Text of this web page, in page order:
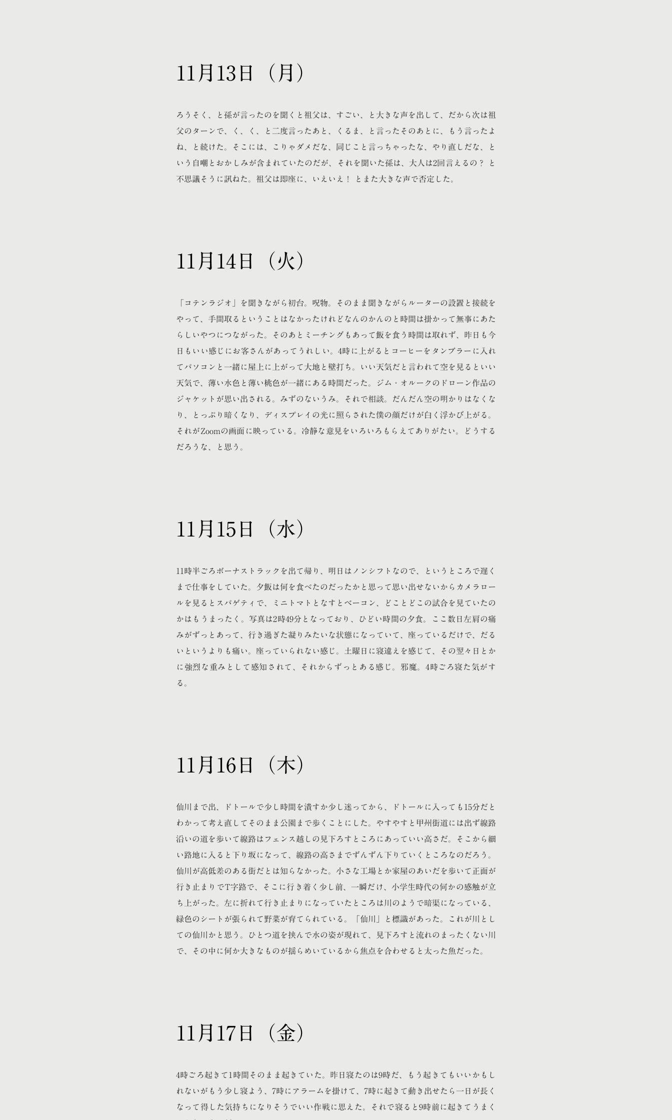
11月13日（月）
ろうそく、と孫が言ったのを聞くと祖父は、すごい、と大きな声を出して、だから次は祖
父のターンで、く、く、と二度言ったあと、くるま、と言ったそのあとに、もう言ったよ
ね、と続けた。そこには、こりゃダメだな、同じこと言っちゃったな、やり直しだな、と
いう自嘲とおかしみが含まれていたのだが、それを聞いた孫は、大人は2回言えるの？ と
不思議そうに訊ねた。祖父は即座に、いえいえ！ とまた大きな声で否定した。
11月14日（火）
「コテンラジオ」を聞きながら初台。呪物。そのまま聞きながらルーターの設置と接続を
やって、手間取るということはなかったけれどなんのかんのと時間は掛かって無事にあた
らしいやつにつながった。そのあとミーチングもあって飯を食う時間は取れず、昨日も今
日もいい感じにお客さんがあってうれしい。4時に上がるとコーヒーをタンブラーに入れ
てパソコンと一緒に屋上に上がって大地と壁打ち。いい天気だと言われて空を見るといい
天気で、薄い水色と薄い桃色が一緒にある時間だった。ジム・オルークのドローン作品の
ジャケットが思い出される。みずのないうみ。それで相談。だんだん空の明かりはなくな
り、とっぷり暗くなり、ディスプレイの光に照らされた僕の顔だけが白く浮かび上がる。
それがZoomの画面に映っている。冷静な意見をいろいろもらえてありがたい。どうする
だろうな、と思う。
11月15日（水）
11時半ごろボーナストラックを出て帰り、明日はノンシフトなので、というところで遅く
まで仕事をしていた。夕飯は何を食べたのだったかと思って思い出せないからカメラロー
ルを見るとスパゲティで、ミニトマトとなすとベーコン、どことどこの試合を見ていたの
かはもうまったく。写真は2時49分となっており、ひどい時間の夕食。ここ数日左肩の痛
みがずっとあって、行き過ぎた凝りみたいな状態になっていて、座っているだけで、だる
いというよりも痛い。座っていられない感じ。土曜日に寝違えを感じて、その翌々日とか
に強烈な重みとして感知されて、それからずっとある感じ。邪魔。4時ごろ寝た気がす
る。
11月16日（木）
仙川まで出、ドトールで少し時間を潰すか少し迷ってから、ドトールに入っても15分だと
わかって考え直してそのまま公園まで歩くことにした。やすやすと甲州街道には出ず線路
沿いの道を歩いて線路はフェンス越しの見下ろすところにあっていい高さだ。そこから細
い路地に入ると下り坂になって、線路の高さまでずんずん下りていくところなのだろう。
仙川が高低差のある街だとは知らなかった。小さな工場とか家屋のあいだを歩いて正面が
行き止まりでT字路で、そこに行き着く少し前、一瞬だけ、小学生時代の何かの感触が立
ち上がった。左に折れて行き止まりになっていたところは川のようで暗渠になっている、
緑色のシートが張られて野菜が育てられている。「仙川」と標識があった。これが川とし
ての仙川かと思う。ひとつ道を挟んで水の姿が現れて、見下ろすと流れのまったくない川
で、その中に何か大きなものが揺らめいているから焦点を合わせると太った魚だった。
11月17日（金）
4時ごろ起きて1時間そのまま起きていた。昨日寝たのは9時だ、もう起きてもいいかもし
れないがもう少し寝よう、7時にアラームを掛けて、7時に起きて動き出せたら一日が長く
なって得した気持ちになりそうでいい作戦に思えた。それで寝ると9時前に起きてうまく